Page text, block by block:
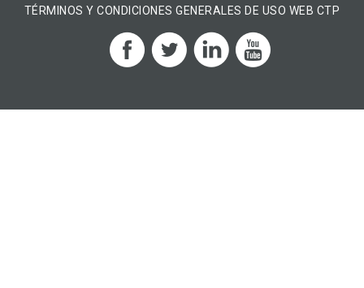
TÉRMINOS Y CONDICIONES GENERALES DE USO WEB CTP